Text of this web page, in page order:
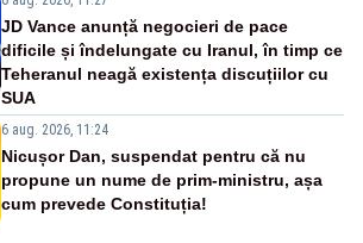
JD Vance anunță negocieri de pace
dificile și îndelungate cu Iranul, în timp ce
Teheranul neagă existența discuțiilor cu
SUA
6 aug. 2026, 11:24
Nicușor Dan, suspendat pentru că nu
propune un nume de prim-ministru, așa
cum prevede Constituția!